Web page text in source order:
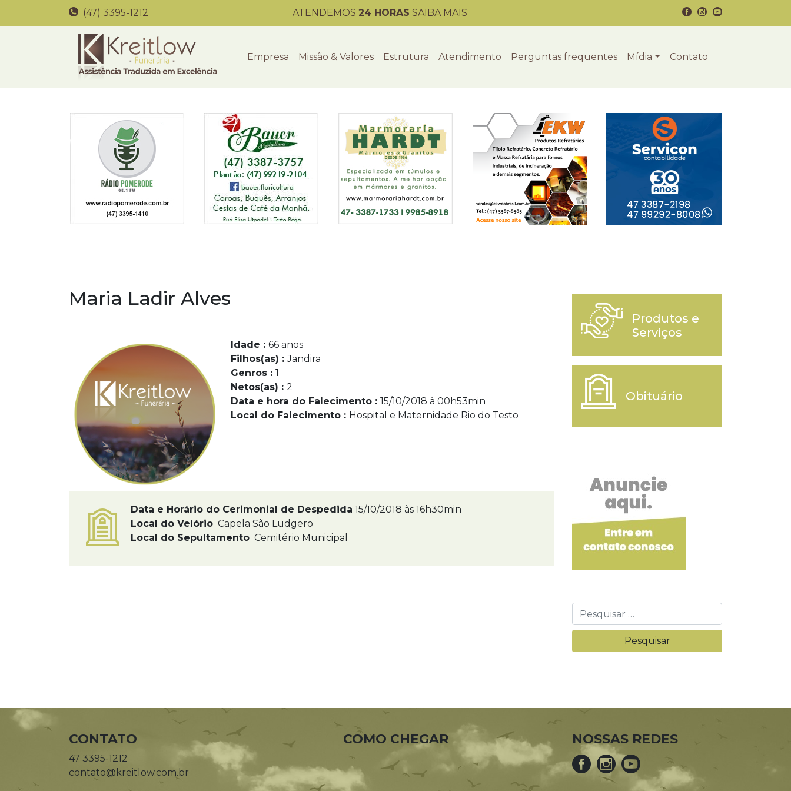
(47) 3395-1212 ATENDEMOS 24 HORAS SAIBA MAIS
Empresa Missão & Valores Estrutura Atendimento Perguntas frequentes Mídia Contato
Maria Ladir Alves
Idade : 66 anos
Filhos(as) :Jandira
Genros : 1
Netos(as) : 2
Data e hora do Falecimento : 15/10/2018 à 00h53min
Local do Falecimento : Hospital e Maternidade Rio do Testo
Data e Horário do Cerimonial de Despedida 15/10/2018 às 16h30min
Local do Velório Capela São Ludgero
Local do Sepultamento Cemitério Municipal
Produtos e
Serviços
Obituário
CONTATO
47 3395-1212
contato@kreitlow.com.br
COMO CHEGAR NOSSAS REDES